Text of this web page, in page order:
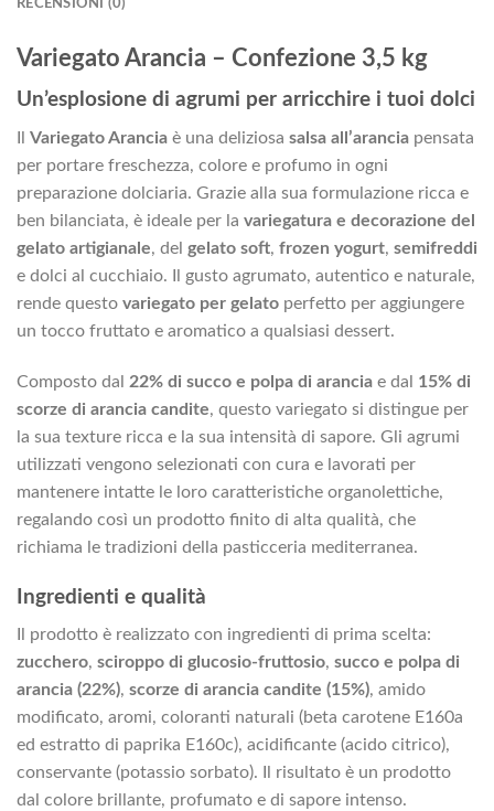
RECENSIONI (0)
Variegato Arancia – Confezione 3,5 kg
Un’esplosione di agrumi per arricchire i tuoi dolci
Variegato Arancia è una deliziosa salsa all’arancia pensata
per portare freschezza, colore e profumo in ogni
preparazione dolciaria. Grazie alla sua formulazione ricca e
ben bilanciata, è ideale per la variegatura e decorazione del
gelato artigianale, del gelato soft, frozen yogurt, semifreddi
e dolci al cucchiaio. Il gusto agrumato, autentico e naturale,
rende questo variegato per gelato perfetto per aggiungere
un tocco fruttato e aromatico a qualsiasi dessert.
Composto dal 22% di succo e polpa di arancia e dal 15% di
scorze di arancia candite, questo variegato si distingue per
la sua texture ricca e la sua intensità di sapore. Gli agrumi
utilizzati vengono selezionati con cura e lavorati per
mantenere intatte le loro caratteristiche organolettiche,
regalando così un prodotto finito di alta qualità, che
richiama le tradizioni della pasticceria mediterranea.
Ingredienti e qualità
Il prodotto è realizzato con ingredienti di prima scelta:
zucchero, sciroppo di glucosio-fruttosio, succo e polpa di
arancia (22%), scorze di arancia candite (15%), amido
modificato, aromi, coloranti naturali (beta carotene E160a
ed estratto di paprika E160c), acidificante (acido citrico),
conservante (potassio sorbato). Il risultato è un prodotto
dal colore brillante, profumato e di sapore intenso.